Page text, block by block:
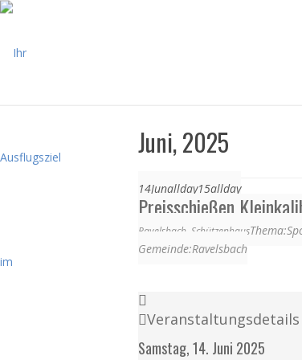
Juni, 2025
14Junallday15allday
Preisschießen
Ravelsbach, SchützenhausThema:
Gemeinde:Ravelsbach
Veranstaltungsdetails
Samstag, 14. Juni 2025